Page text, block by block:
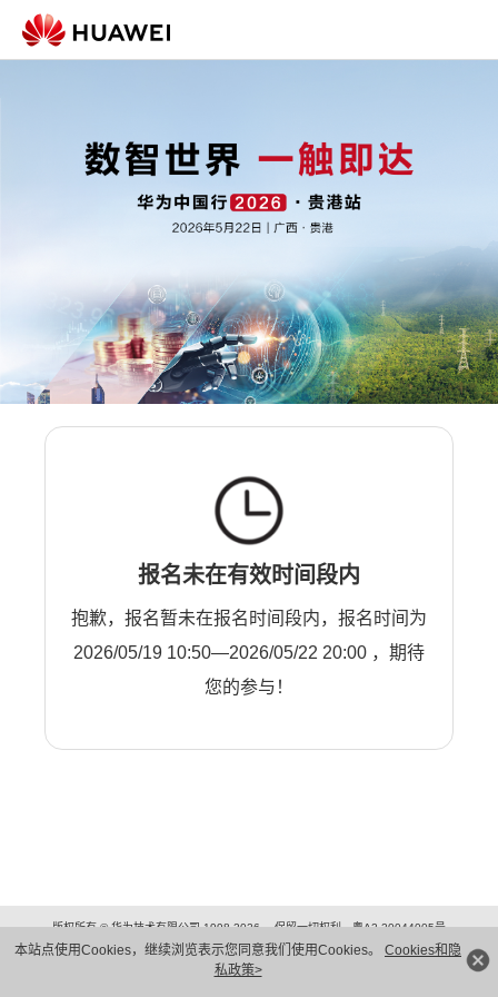
本站点使用Cookies，继续浏览表示您同意我们使用Cookies。 Cookies和隐
私政策>
报名未在有效时间段内
抱歉，报名暂未在报名时间段内，报名时间为
2026/05/19 10:50—2026/05/22 20:00 ，期待
您的参与！
版权所有 © 华为技术有限公司 1998-2026。 保留一切权利。粤A2-20044005号
隐私保护
法律声明